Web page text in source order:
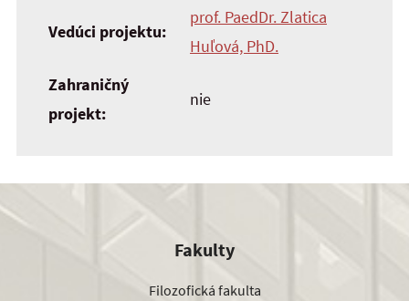
Vedúci projektu:
prof. PaedDr. Zlatica
Huľová, PhD.
Zahraničný
projekt:
nie
Fakulty
Filozofická fakulta